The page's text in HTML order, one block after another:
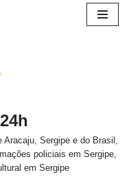
Aracaju, Sergipe e do Brasil,
policiais em Sergipe,
em Sergipe